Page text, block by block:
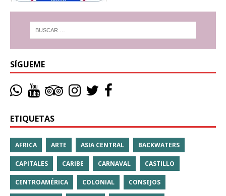
SÍGUEME
ETIQUETAS
AFRICA ARTE ASIA CENTRAL BACKWATERS
CAPITALES CARIBE CARNAVAL CASTILLO
CENTROAMÉRICA COLONIAL CONSEJOS